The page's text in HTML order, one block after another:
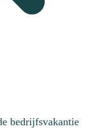
bedrijfsvakantie